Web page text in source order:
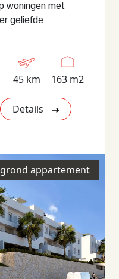
woningen met
geliefde
45 km 163 m2
Details
appartement